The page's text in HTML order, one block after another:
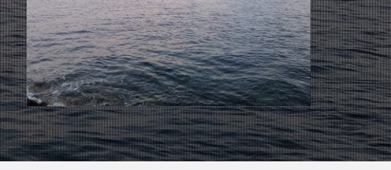
海サクラマス
荒野行動
車
イカ釣り
インプレ
ゼアーAGS
オススメ
イド
カットバッカー
ラディック SW
2019
アスリート
mazume